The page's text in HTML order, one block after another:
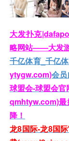
大发扑克
略网站——大发
千亿体育_千亿
ytygw.com)会
球盟会-球盟会
qmhtyw.com)最
降！
龙8国际-龙8国